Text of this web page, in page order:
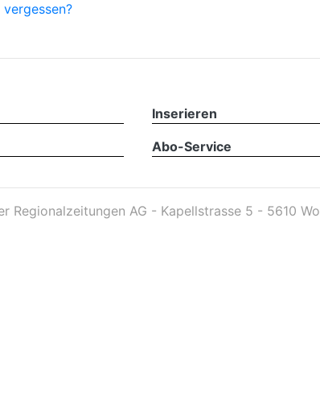
Inserieren
Abo-Service
Regionalzeitungen AG - Kapellstrasse 5 - 5610